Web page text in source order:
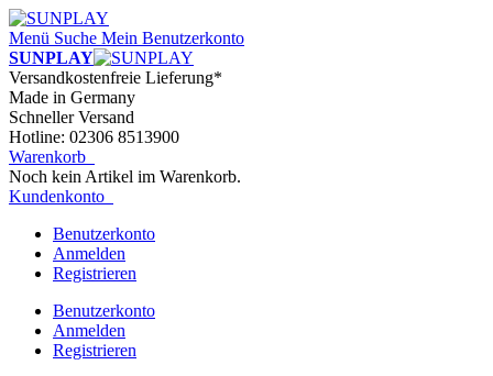
Menü Suche Mein Benutzerkonto
SUNPLAY
Versandkostenfreie Lieferung*
Made in Germany
Schneller Versand
Hotline: 02306 8513900
Warenkorb
Noch kein Artikel im Warenkorb.
Kundenkonto
Benutzerkonto
Anmelden
Registrieren
Benutzerkonto
Anmelden
Registrieren